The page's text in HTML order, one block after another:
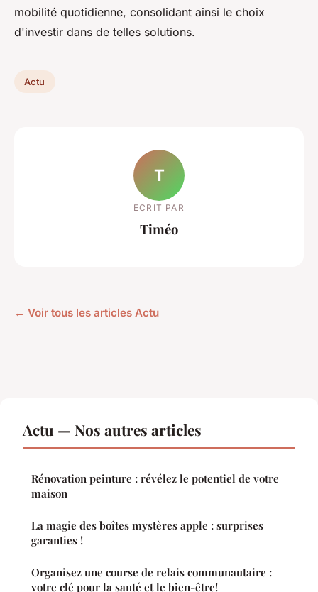
mobilité quotidienne, consolidant ainsi le choix
d'investir dans de telles solutions.
Actu
T
ECRIT PAR
Timéo
← Voir tous les articles Actu
Actu — Nos autres articles
Rénovation peinture : révélez le potentiel de votre
maison
La magie des boîtes mystères apple : surprises
garanties !
Organisez une course de relais communautaire :
votre clé pour la santé et le bien-être!